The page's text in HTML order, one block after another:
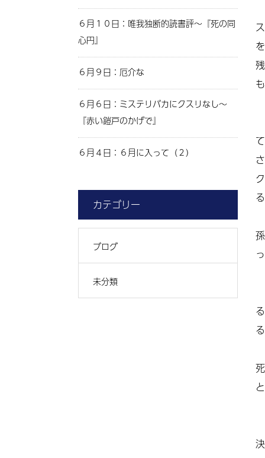
る
６月１０日：唯我独断的読書評～『死の同
心円』
６月９日：厄介な
６月６日：ミステリバカにクスリなし～
『赤い鎧戸のかげで』
６月４日：６月に入って（２）
カテゴリー
ブログ
未分類